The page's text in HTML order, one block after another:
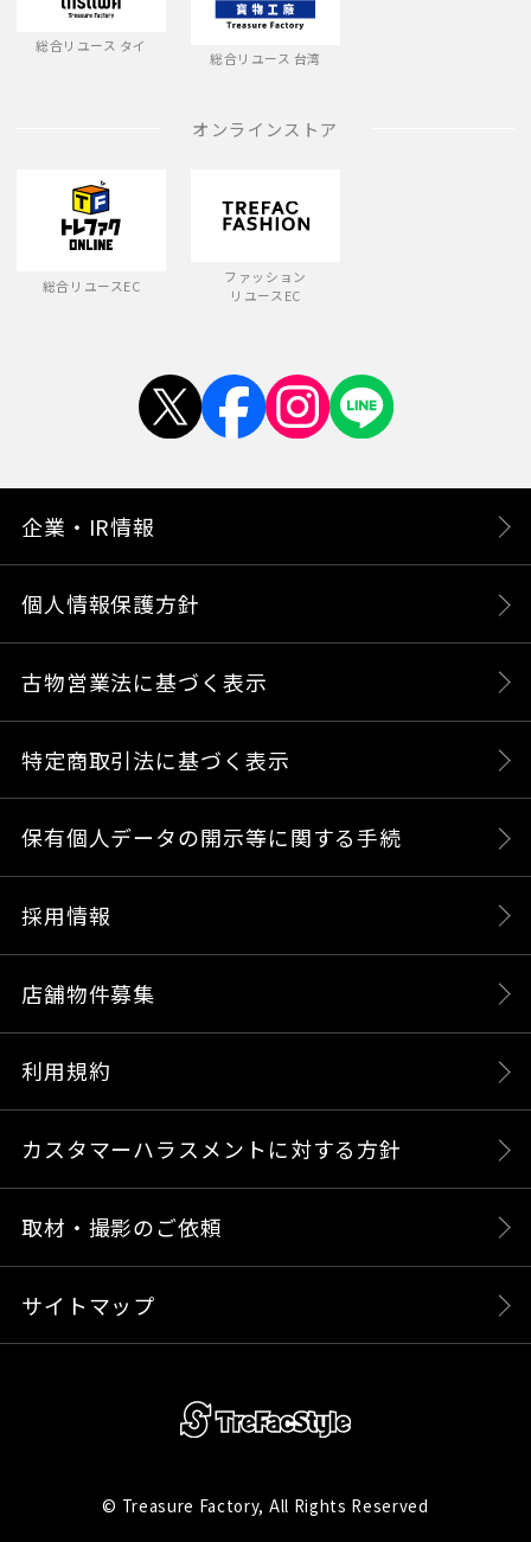
総合リユース タイ
総合リユース 台湾
オンラインストア
総合リユースEC
ファッション
リユースEC
企業・IR情報
個人情報保護方針
古物営業法に基づく表示
特定商取引法に基づく表示
保有個人データの開示等に関する手続
採用情報
店舗物件募集
利用規約
カスタマーハラスメントに対する方針
取材・撮影のご依頼
サイトマップ
© Treasure Factory, All Rights Reserved